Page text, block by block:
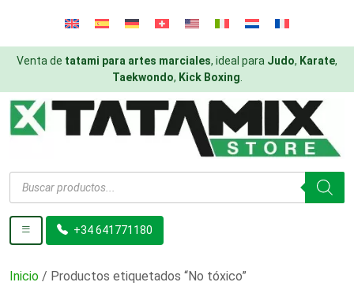
Venta de tatami para artes marciales, ideal para Judo, Karate,
Taekwondo, Kick Boxing
Búsqueda
de
productos
+34 641771180
Inicio / Productos etiquetados “No tóxico”